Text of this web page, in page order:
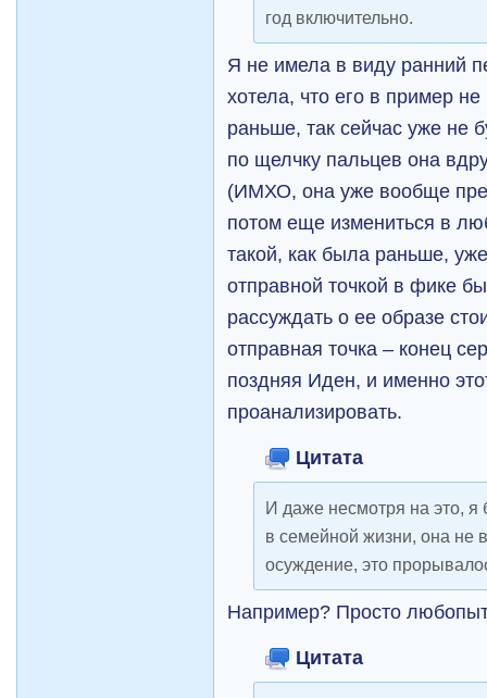
год включительно.
Я не имела в виду ранний
хотела, что его в пример
раньше, так сейчас уже не
по щелчку пальцев она
(ИМХО, она уже вообще
потом еще измениться в
такой, как была раньше,
отправной точкой в фике
рассуждать о ее образе
отправная точка – конец
поздняя Иден, и именно
проанализировать.
Цитата
И даже несмотря на это, я
в семейной жизни, она не
осуждение, это
Например? Просто
Цитата